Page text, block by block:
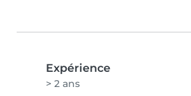
Expérience
> 2 ans